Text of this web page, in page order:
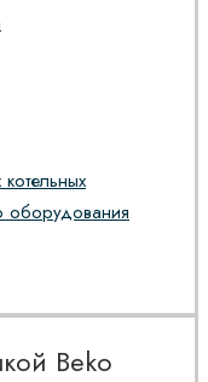
оборудования
Beko